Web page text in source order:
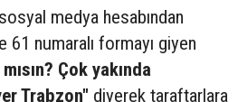
medya hesabından
61 numaralı formayı giyen
Çok yakında
Trabzon" diyerek taraftarlara